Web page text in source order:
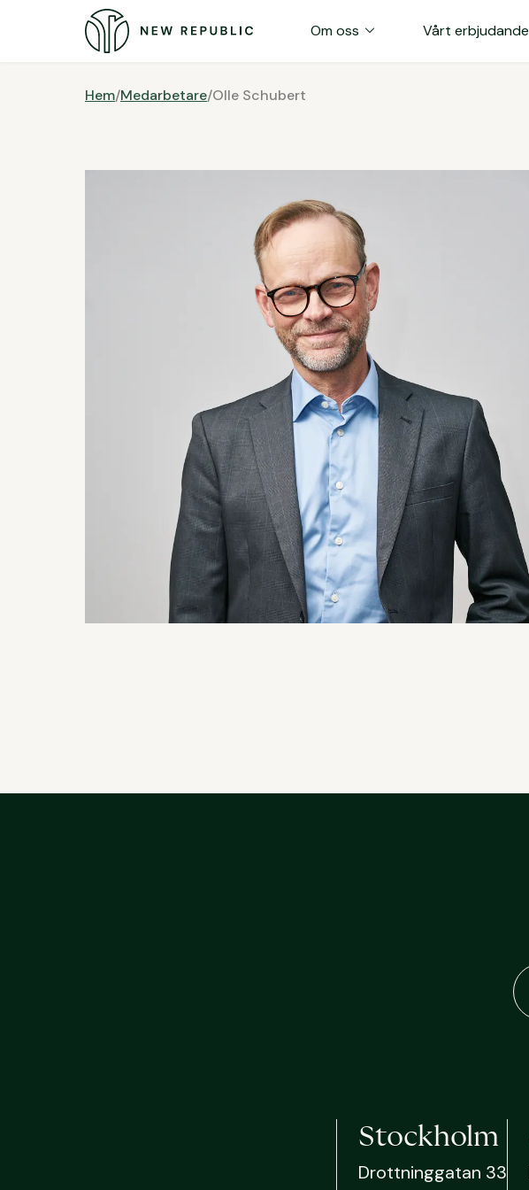
Om oss expand_more Vårt erbjudande
Hem/Medarbetare/Olle Schubert
Stockholm
Drottninggatan 33